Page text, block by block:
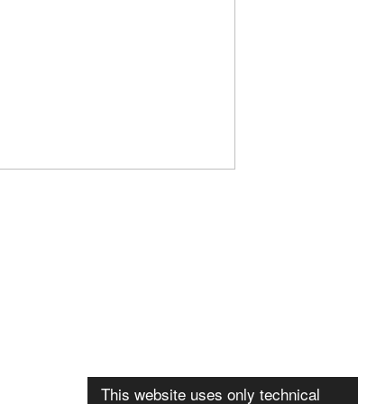
This website uses only technical